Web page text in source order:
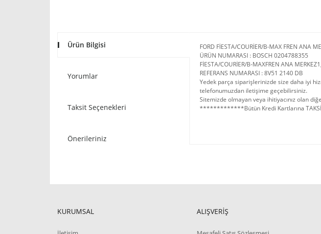
Ürün Bilgisi
Yorumlar
Taksit Seçenekleri
Önerileriniz
FORD FİESTA/COURİER/B-MAX FREN ANA
ÜRÜN NUMARASI : BOSCH 0204788355
FİESTA/COURİER/B-MAXFREN ANA
REFERANS NUMARASI : 8V51 2140 DB
Yedek parça siparişlerinizde size daha iyi
telefonumuzdan iletişime geçebilirsiniz.
Sitemizde olmayan veya ihitiyacınız olan
*************Bütün Kredi Kartlarına
KURUMSAL ALIŞVERİŞ